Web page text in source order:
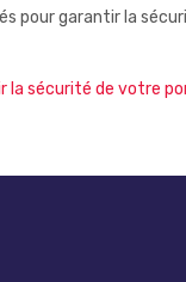
pour garantir la
la sécurité de votre